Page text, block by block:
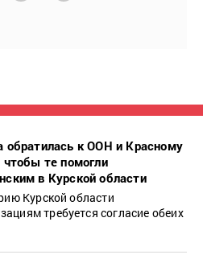
обратилась к ООН и Красному
чтобы те помогли
в Курской области
Курской области
требуется согласие обеих